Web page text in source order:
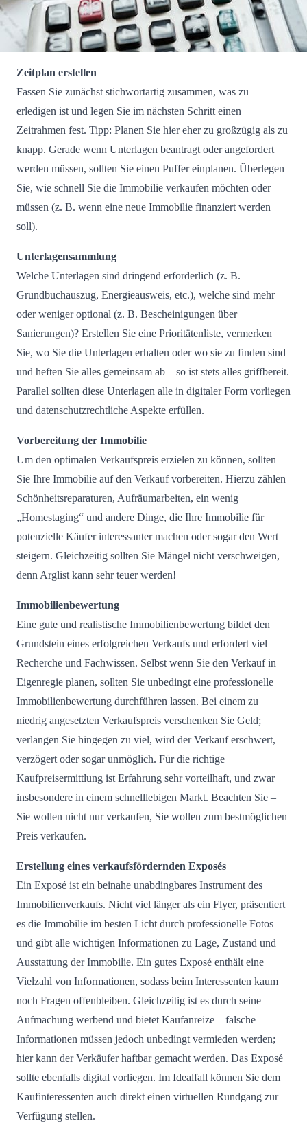
Zeitplan erstellen
Fassen Sie zunächst stichwortartig zusammen, was zu
erledigen ist und legen Sie im nächsten Schritt einen
Zeitrahmen fest. Tipp: Planen Sie hier eher zu großzügig als zu
knapp. Gerade wenn Unterlagen beantragt oder angefordert
werden müssen, sollten Sie einen Puffer einplanen. Überlegen
Sie, wie schnell Sie die Immobilie verkaufen möchten oder
müssen (z. B. wenn eine neue Immobilie finanziert werden
soll).
Unterlagensammlung
Welche Unterlagen sind dringend erforderlich (z. B.
Grundbuchauszug, Energieausweis, etc.), welche sind mehr
oder weniger optional (z. B. Bescheinigungen über
Sanierungen)? Erstellen Sie eine Prioritätenliste, vermerken
Sie, wo Sie die Unterlagen erhalten oder wo sie zu finden sind
und heften Sie alles gemeinsam ab – so ist stets alles griffbereit.
Parallel sollten diese Unterlagen alle in digitaler Form vorliegen
und datenschutzrechtliche Aspekte erfüllen.
Vorbereitung der Immobilie
Um den optimalen Verkaufspreis erzielen zu können, sollten
Sie Ihre Immobilie auf den Verkauf vorbereiten. Hierzu zählen
Schönheitsreparaturen, Aufräumarbeiten, ein wenig
„Homestaging“ und andere Dinge, die Ihre Immobilie für
potenzielle Käufer interessanter machen oder sogar den Wert
steigern. Gleichzeitig sollten Sie Mängel nicht verschweigen,
denn Arglist kann sehr teuer werden!
Immobilienbewertung
Eine gute und realistische Immobilienbewertung bildet den
Grundstein eines erfolgreichen Verkaufs und erfordert viel
Recherche und Fachwissen. Selbst wenn Sie den Verkauf in
Eigenregie planen, sollten Sie unbedingt eine professionelle
Immobilienbewertung durchführen lassen. Bei einem zu
niedrig angesetzten Verkaufspreis verschenken Sie Geld;
verlangen Sie hingegen zu viel, wird der Verkauf erschwert,
verzögert oder sogar unmöglich. Für die richtige
Kaufpreisermittlung ist Erfahrung sehr vorteilhaft, und zwar
insbesondere in einem schnelllebigen Markt. Beachten Sie –
Sie wollen nicht nur verkaufen, Sie wollen zum bestmöglichen
Preis verkaufen.
Erstellung eines verkaufsfördernden Exposés
Ein Exposé ist ein beinahe unabdingbares Instrument des
Immobilienverkaufs. Nicht viel länger als ein Flyer, präsentiert
es die Immobilie im besten Licht durch professionelle Fotos
und gibt alle wichtigen Informationen zu Lage, Zustand und
Ausstattung der Immobilie. Ein gutes Exposé enthält eine
Vielzahl von Informationen, sodass beim Interessenten kaum
noch Fragen offenbleiben. Gleichzeitig ist es durch seine
Aufmachung werbend und bietet Kaufanreize – falsche
Informationen müssen jedoch unbedingt vermieden werden;
hier kann der Verkäufer haftbar gemacht werden. Das Exposé
sollte ebenfalls digital vorliegen. Im Idealfall können Sie dem
Kaufinteressenten auch direkt einen virtuellen Rundgang zur
Verfügung stellen.